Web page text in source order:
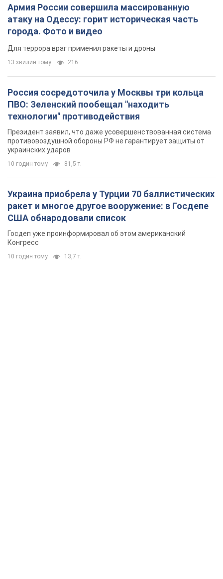
Армия России совершила массированную
атаку на Одессу: горит историческая часть
города. Фото и видео
Для террора враг применил ракеты и дроны
13 хвилин тому 216
Россия сосредоточила у Москвы три кольца
ПВО: Зеленский пообещал "находить
технологии" противодействия
Президент заявил, что даже усовершенствованная система
противовоздушной обороны РФ не гарантирует защиты от
украинских ударов
10 годин тому 81,5 т.
Украина приобрела у Турции 70 баллистических
ракет и многое другое вооружение: в Госдепе
США обнародовали список
Госдеп уже проинформировал об этом американский
Конгресс
10 годин тому 13,7 т.